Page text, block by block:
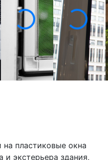
на пластиковые окна
экстерьера здания,